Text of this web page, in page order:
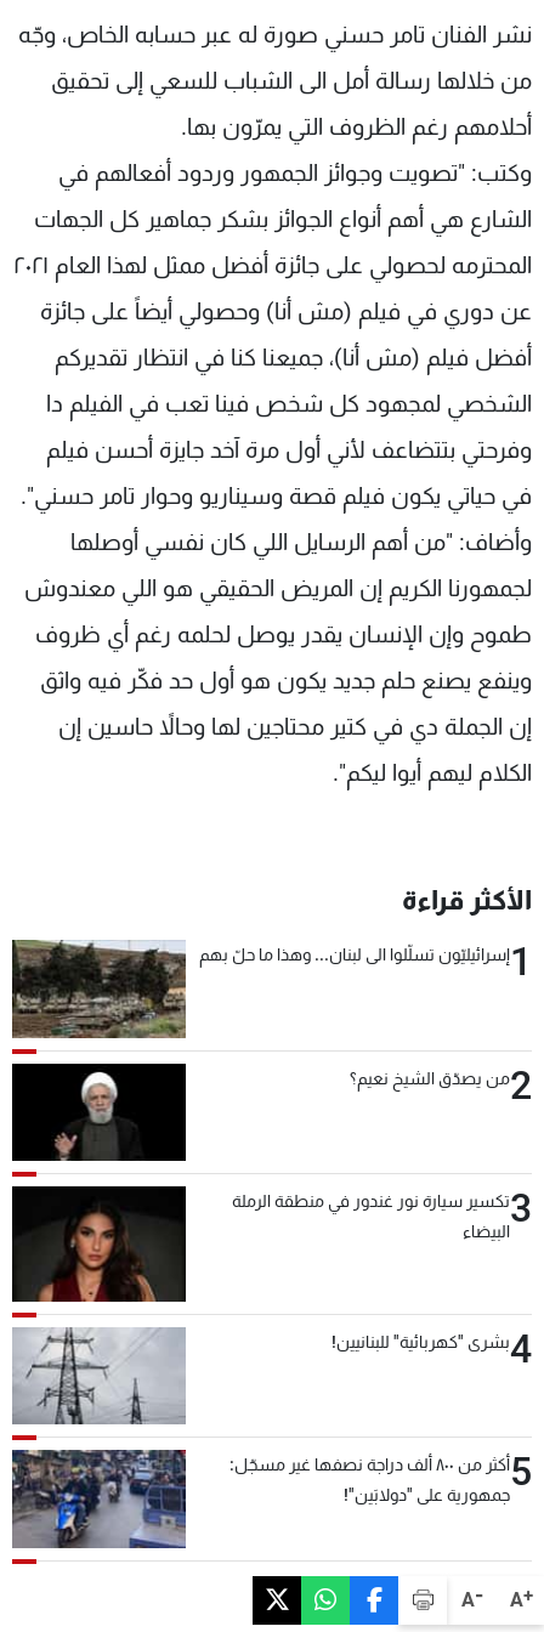
A+
A-
نشر الفنان تامر حسني صورة له عبر حسابه الخاص، وجّه
من خلالها رسالة أمل الى الشباب للسعي إلى تحقيق
أحلامهم رغم الظروف التي يمرّون بها.
وكتب: "تصويت وجوائز الجمهور وردود أفعالهم في
الشارع هي أهم أنواع الجوائز بشكر جماهير كل الجهات
المحترمه لحصولي على جائزة أفضل ممثل لهذا العام ٢٠٢١
عن دوري في فيلم (مش أنا) وحصولي أيضاً على جائزة
أفضل فيلم (مش أنا)، جميعنا كنا في انتظار تقديركم
الشخصي لمجهود كل شخص فينا تعب في الفيلم دا
وفرحتي بتتضاعف لأني أول مرة آخد جايزة أحسن فيلم
في حياتي يكون فيلم قصة وسيناريو وحوار تامر حسني".
وأضاف: "من أهم الرسايل اللي كان نفسي أوصلها
لجمهورنا الكريم إن المريض الحقيقي هو اللي معندوش
طموح وإن الإنسان يقدر يوصل لحلمه رغم أي ظروف
وينفع يصنع حلم جديد يكون هو أول حد فكّر فيه واثق
إن الجملة دي في كتير محتاجين لها وحالاً حاسين إن
الكلام ليهم أيوا ليكم".
الأكثر قراءة
1إسرائيليّون تسلّلوا الى لبنان... وهذا ما حلّ بهم
2من يصدّق الشيخ نعيم؟
3تكسير سيارة نور غندور في منطقة الرملة
البيضاء
4بشرى "كهربائية" للبنانيين!
5
أكثر من ٨٠٠ ألف دراجة نصفها غير مسجّل:
جمهورية على "دولابَين"!
شاهد البرامج
عن MTV
الإنـتـاج
لاعلاناتكم
وظائف
شروط الإسـتخدام
سياسة الخصوصية